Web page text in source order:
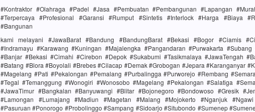
#Kontraktor #Olahraga #Padel #Jasa #Pembuatan #Pembangunan #Lapangan
#Terpercaya #Profesional #Garansi #Rumput #Sintetis #Interlock #Harga #Biaya
#Bangunan
kami melayani #JawaBarat #Bandung #BandungBarat #Bekasi #Bogor #Ciamis
#Indramayu #Karawang #Kuningan #Majalengka #Pangandaran #Purwakarta #Subang
#Banjar #Bekasi #Cimahi #Cirebon #Depok #Sukabumi #Tasikmalaya #JawaTengah
#Batang #Blora #Boyolali #Brebes #Cilacap #Demak #Grobogan #Jepara #Karanganyar
#Magelang #Pati #Pekalongan #Pemalang #Purbalingga #Purworejo #Rembang
#Tegal #Temanggung #Wonogiri #Wonosobo #Magelang #Pekalongan #Salatiga
#JawaTimur #Bangkalan #Banyuwangi #Blitar #Bojonegoro #Bondowoso #Gresik
#Lamongan #Lumajang #Madiun #Magetan #Malang #Mojokerto #Nganjuk
#Pasuruan #Ponorogo #Probolinggo #Sampang #Sidoarjo #Situbondo #Sumenep